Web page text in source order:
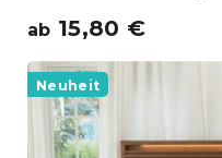
ab 15,80 €
Neuheit